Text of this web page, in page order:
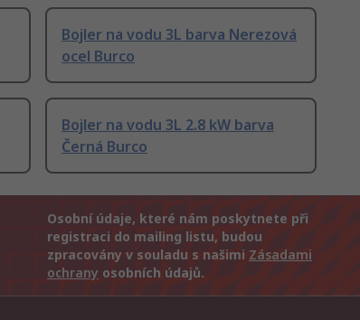
Bojler na vodu 3L barva Nerezová
ocel Burco
Bojler na vodu 3L 2.8 kW barva
Černá Burco
Osobní údaje, které nám poskytnete při
registraci do mailing listu, budou
zpracovány v souladu s našimi Zásadami
ochrany osobních údajů.